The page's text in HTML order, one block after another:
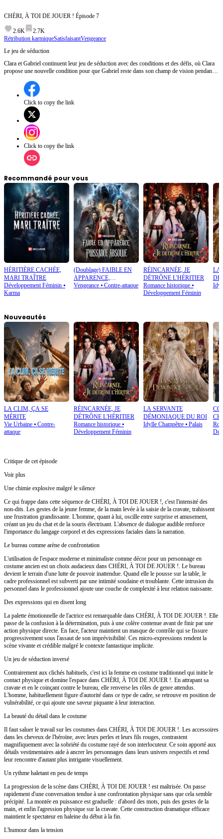
CHÉRI, À TOI DE JOUER ! Épisode 7
2.6K
2.7K
Rétribution karmiqueSatisfaisantVengeance
Le jeu de séduction
Clara et Gabriel continuent leur jeu de séduction avec des conditions et des défis, où Clara
propose une nouvelle condition pour que Gabriel reste dans son champ de vision pendant
échapper aux conditions de Clara ou finira-t-il par céder à ses demandes?
Click to copy the link
Click to copy the link
Recommandé pour vous
HÉRITIÈRE CACHÉE,
MARI TRAÎTRE
Développement Féminin ⦁
Karma
(Doublage) FAIBLE EN
APPARENCE,
PUISSANCE ABSOLUE
Vengeance⦁ Contre-attaque
RÉINCARNÉE, JE
DÉTRÔNE L'HÉRITIER
Romance historique⦁
Développement Féminin
LA
Nouveautés
LA CLIM, ÇA SE
MÉRITE
Vie Urbaine ⦁ Contre-
attaque
RÉINCARNÉE, JE
DÉTRÔNE L'HÉRITIER
Romance historique⦁
Développement Féminin
LA SERVANTE
DÉMONIAQUE DU ROI
Idylle Champêtre⦁ Palais
Critique de cet épisode
Voir plus
Une chimie explosive malgré le silence
Ce qui frappe dans cette séquence de CHÉRI, À TOI DE JOUER !, c'est l'intensité des
non-dits. Les gestes de la jeune femme, de la main levée à la saisie de la cravate, trahissent
une frustration grandissante. L'homme, quant à lui, oscille entre surprise et amusement,
créant un jeu du chat et de la souris électrisant. L'absence de dialogue audible renforce
l'importance du langage corporel et des expressions faciales dans la narration.
Le bureau comme arène de confrontation
L'utilisation de l'espace moderne et minimaliste comme décor pour un personnage en
costume ancien est un choix audacieux dans CHÉRI, À TOI DE JOUER !. Le bureau
devient le terrain d'une lutte de pouvoir inattendue. Quand elle le pousse sur la table, le
cadre professionnel est subverti par une intimité soudaine et troublante. Cette intrusion du
personnel dans le professionnel ajoute une couche de complexité à leur relation naissante.
Des expressions qui en disent long
La palette émotionnelle de l'actrice est remarquable dans CHÉRI, À TOI DE JOUER !. Elle
passe de la confusion à la détermination, puis à une colère contenue avant de finir par une
action physique directe. En face, l'acteur maintient un masque de contrôle qui se fissure
progressivement sous l'assaut de son imprévisibilité. Ces micro-expressions rendent la
scène vivante et crédible malgré le contexte fantastique implicite.
Un jeu de séduction inversé
Contrairement aux clichés habituels, c'est ici la femme en costume traditionnel qui initie le
contact physique et domine l'espace dans CHÉRI, À TOI DE JOUER !. En attrapant sa
cravate et en le coinçant contre le bureau, elle renverse les rôles de genre attendus.
L'homme, habituellement figure d'autorité dans ce type de cadre, se retrouve en position de
vulnérabilité, ce qui ajoute une saveur piquante à leur interaction.
La beauté du détail dans le costume
Il faut saluer le travail sur les costumes dans CHÉRI, À TOI DE JOUER !. Les accessoires
dans les cheveux de l'héroïne, avec leurs perles et leurs fils rouges, contrastent
magnifiquement avec la sobriété du costume rayé de son interlocuteur. Ce soin apporté aux
détails vestimentaires aide à ancrer les personnages dans leurs univers respectifs et rend
leur rencontre d'autant plus intrigante visuellement.
Un rythme haletant en peu de temps
La progression de la scène dans CHÉRI, À TOI DE JOUER ! est maîtrisée. On passe
rapidement d'une conversation tendue à une confrontation physique sans que cela semble
précipité. La montée en puissance est graduelle : d'abord des mots, puis des gestes de la
main, et enfin l'agression physique sur la cravate. Cette construction dramatique efficace
maintient le spectateur en haleine du début à la fin.
L'humour dans la tension